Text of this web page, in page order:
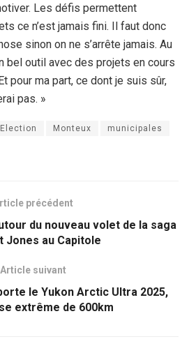
Les défis permettent
ce n’est jamais fini. Il faut donc
sinon on ne s’arrête jamais. Au
bel outil avec des projets en cours
pour ma part, ce dont je suis sûr,
pas. »
Election Monteux municipales
précédent
du nouveau volet de la saga
Jones au Capitole
Article suivant
le Yukon Arctic Ultra 2025,
extrême de 600km